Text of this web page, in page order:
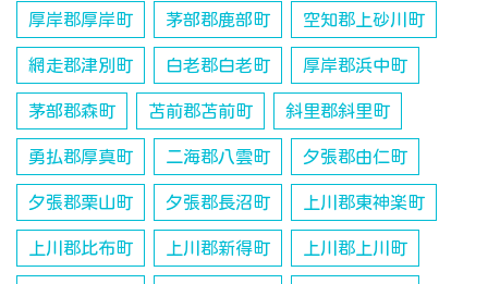
厚岸郡厚岸町 茅部郡鹿部町 空知郡上砂川町
網走郡津別町 白老郡白老町 厚岸郡浜中町
茅部郡森町 苫前郡苫前町 斜里郡斜里町
勇払郡厚真町 二海郡八雲町 夕張郡由仁町
夕張郡栗山町 夕張郡長沼町 上川郡東神楽町
上川郡比布町 上川郡新得町 上川郡上川町